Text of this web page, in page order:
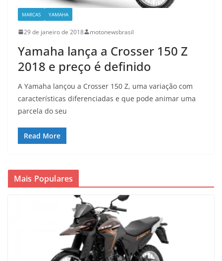
MARCAS YAMAHA
29 de janeiro de 2018 motonewsbrasil
Yamaha lança a Crosser 150 Z
2018 e preço é definido
A Yamaha lançou a Crosser 150 Z, uma variação com
características diferenciadas e que pode animar uma
parcela do seu
Read More
Mais Populares